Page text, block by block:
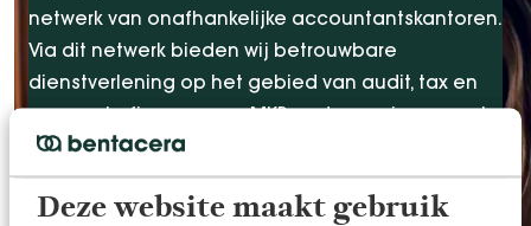
Deze website maakt gebruik
netwerk van onafhankelijke accountantskantoren.
Via dit netwerk bieden wij betrouwbare
dienstverlening op het gebied van audit, tax en
corporate finance aan MKB-ondernemingen met
internationale ambities.
Onze internationale partners beschikken over